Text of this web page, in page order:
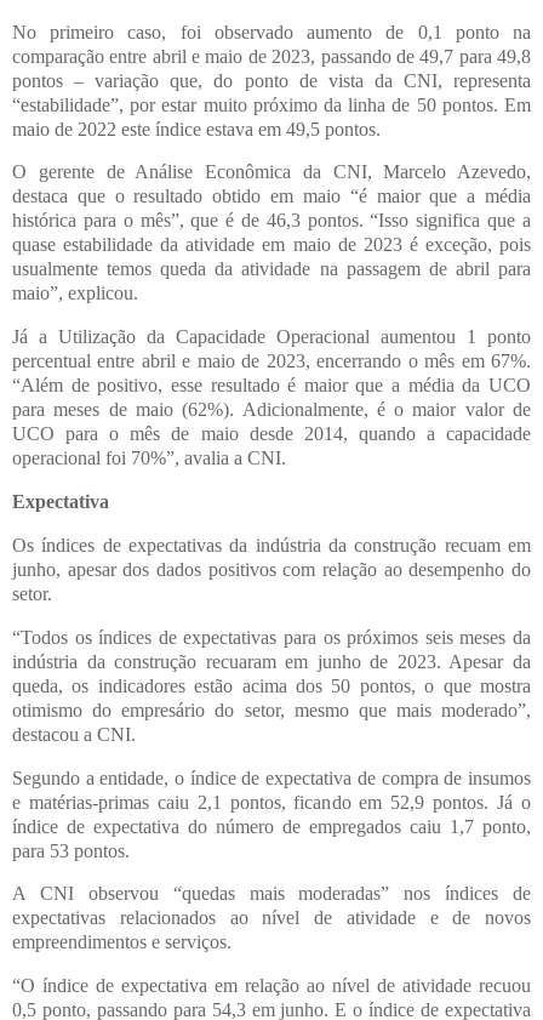
No primeiro caso, foi observado aumento de 0,1 ponto na
comparação entre abril e maio de 2023, passando de 49,7 para 49,8
pontos – variação que, do ponto de vista da CNI, representa
“estabilidade”, por estar muito próximo da linha de 50 pontos. Em
maio de 2022 este índice estava em 49,5 pontos.
O gerente de Análise Econômica da CNI, Marcelo Azevedo,
destaca que o resultado obtido em maio “é maior que a média
histórica para o mês”, que é de 46,3 pontos. “Isso significa que a
quase estabilidade da atividade em maio de 2023 é exceção, pois
usualmente temos queda da atividade na passagem de abril para
maio”, explicou.
Já a Utilização da Capacidade Operacional aumentou 1 ponto
percentual entre abril e maio de 2023, encerrando o mês em 67%.
“Além de positivo, esse resultado é maior que a média da UCO
para meses de maio (62%). Adicionalmente, é o maior valor de
UCO para o mês de maio desde 2014, quando a capacidade
operacional foi 70%”, avalia a CNI.
Expectativa
Os índices de expectativas da indústria da construção recuam em
junho, apesar dos dados positivos com relação ao desempenho do
setor.
“Todos os índices de expectativas para os próximos seis meses da
indústria da construção recuaram em junho de 2023. Apesar da
queda, os indicadores estão acima dos 50 pontos, o que mostra
otimismo do empresário do setor, mesmo que mais moderado”,
destacou a CNI.
Segundo a entidade, o índice de expectativa de compra de insumos
e matérias-primas caiu 2,1 pontos, ficando em 52,9 pontos. Já o
índice de expectativa do número de empregados caiu 1,7 ponto,
para 53 pontos.
A CNI observou “quedas mais moderadas” nos índices de
expectativas relacionados ao nível de atividade e de novos
empreendimentos e serviços.
“O índice de expectativa em relação ao nível de atividade recuou
0,5 ponto, passando para 54,3 em junho. E o índice de expectativa